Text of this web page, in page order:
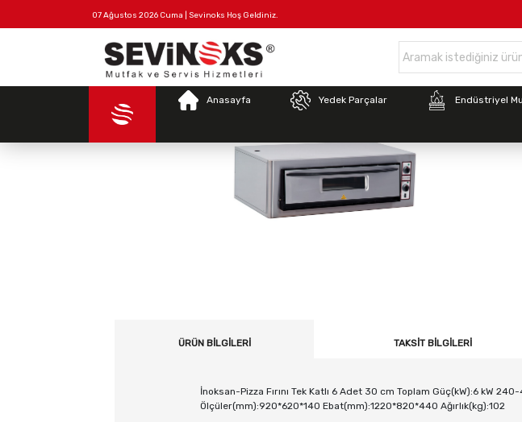
07 Ağustos 2026 Cuma | Sevinoks Hoş Geldiniz.
Tüm
Hakkımızdaİletişim
Anasayfa
Yedek Parçalar Endüstriyel
ÜRÜN BILGILERI TAKSIT BILGILERI
İnoksan-Pizza Fırını Tek Katlı 6 Adet 30 cm Toplam Güç(kW):6 kW
Ölçüler(mm):920*620*140 Ebat(mm):1220*820*440 Ağırlık(kg):102